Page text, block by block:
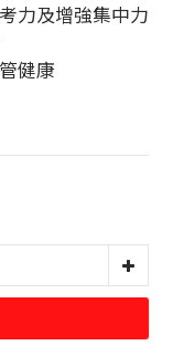
力及增強集中力
健康